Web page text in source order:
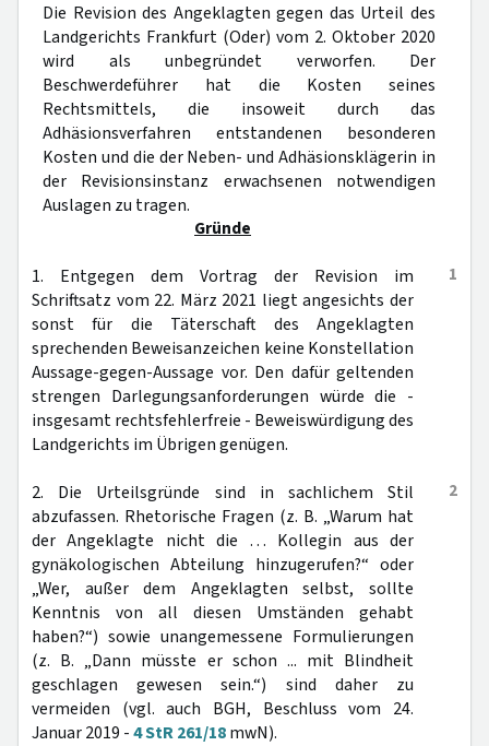
Die Revision des Angeklagten gegen das Urteil des
Landgerichts Frankfurt (Oder) vom 2. Oktober 2020
wird als unbegründet verworfen. Der
Beschwerdeführer hat die Kosten seines
Rechtsmittels, die insoweit durch das
Adhäsionsverfahren entstandenen besonderen
Kosten und die der Neben- und Adhäsionsklägerin in
der Revisionsinstanz erwachsenen notwendigen
Auslagen zu tragen.
Gründe
1
1. Entgegen dem Vortrag der Revision im
Schriftsatz vom 22. März 2021 liegt angesichts der
sonst für die Täterschaft des Angeklagten
sprechenden Beweisanzeichen keine Konstellation
Aussage-gegen-Aussage vor. Den dafür geltenden
strengen Darlegungsanforderungen würde die -
insgesamt rechtsfehlerfreie - Beweiswürdigung des
Landgerichts im Übrigen genügen.
2
2. Die Urteilsgründe sind in sachlichem Stil
abzufassen. Rhetorische Fragen (z. B. „Warum hat
der Angeklagte nicht die … Kollegin aus der
gynäkologischen Abteilung hinzugerufen?“ oder
„Wer, außer dem Angeklagten selbst, sollte
Kenntnis von all diesen Umständen gehabt
haben?“) sowie unangemessene Formulierungen
(z. B. „Dann müsste er schon ... mit Blindheit
geschlagen gewesen sein.“) sind daher zu
vermeiden (vgl. auch BGH, Beschluss vom 24.
Januar 2019 -4 StR 261/18mwN).